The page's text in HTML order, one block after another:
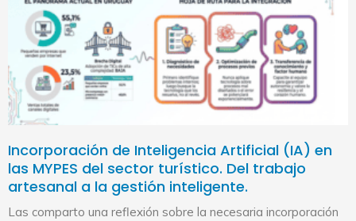
Incorporación de Inteligencia Artificial (IA) en
las MYPES del sector turístico. Del trabajo
artesanal a la gestión inteligente.
Las comparto una reflexión sobre la necesaria incorporación